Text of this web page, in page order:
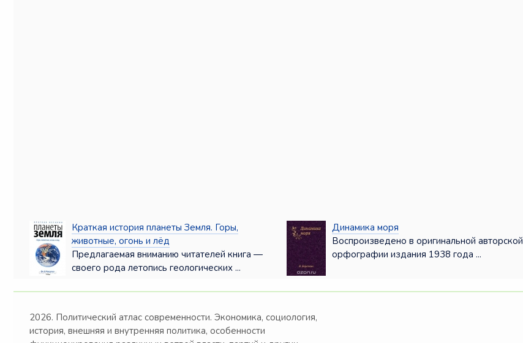
Краткая история планеты Земля. Горы,
животные, огонь и лёд
Предлагаемая вниманию читателей книга —
своего рода летопись геологических ...
Динамика моря
Воспроизведено в оригинальной авторской
орфографии издания 1938 года ...
2026. Политический атлас современности. Экономика, социология,
история, внешняя и внутренняя политика, особенности